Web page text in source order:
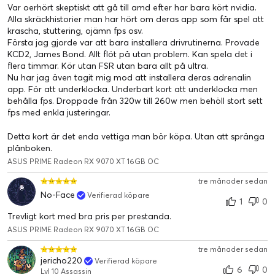
GPU Tweak III-programvaranger intuitiv
prestandaförbättring, avancerad värmekontroll och
systemövervakning
Kylning
2.5-slot design
Prime Radeon™ RX 9070 har en 2.5-slot design med en
noggrant arrangerad layout för kåpa, kylfläns och
värmeledningsrör för att låta de tre Axial-tech-fläktarna
utnyttja chassits sidopanelventilation och leverera optimal
termisk prestanda.
Var oerhört skeptiskt att gå till amd efter har bara kört nvidia.
Alla skräckhistorier man har hört om deras app som får spel att
krascha, stuttering, ojämn fps osv.
Första jag gjorde var att bara installera drivrutinerna. Provade
KCD2, James Bond. Allt flöt på utan problem. Kan spela det i
flera timmar. Kör utan FSR utan bara allt på ultra.
Nu har jag även tagit mig mod att installera deras adrenalin
app. För att underklocka. Underbart kort att underklocka men
behålla fps. Droppade från 320w till 260w men behöll stort sett
fps med enkla justeringar.
Detta kort är det enda vettiga man bör köpa. Utan att spränga
plånboken.
ASUS PRIME Radeon RX 9070 XT 16GB OC
tre månader sedan
No-Face Verifierad köpare
1
0
Trevligt kort med bra pris per prestanda.
ASUS PRIME Radeon RX 9070 XT 16GB OC
tre månader sedan
jericho220
Verifierad köpare
Lvl 10 Assassin
6
0